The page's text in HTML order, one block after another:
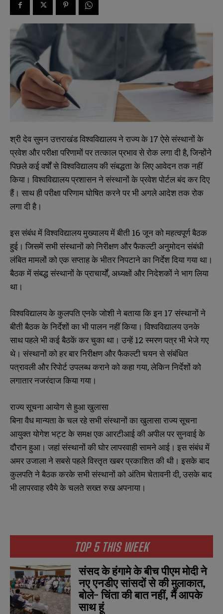
TOP 5 THIS WEEK
संसद के हंगामे के बीच पीएम मोदी ने
नए एनडीए सांसदों से की मुलाकात,
बोले- चिंता की बात नहीं, मैं आपके
साथ हूं
श्री देव सुमन उत्तराखंड विश्वविद्यालय ने राज्य के 17 ऐसे संस्थानों के
प्रवेश और परीक्षा परिणामों पर तत्काल प्रभाव से रोक लगा दी है, जिन्होंने
पिछले कई वर्षों से विश्वविद्यालय की संबद्धता के लिए आवेदन तक नहीं
किया। विश्वविद्यालय प्रशासन ने संस्थानों के प्रवेश पोर्टल बंद कर दिए
हैं। साथ ही परीक्षा परिणाम घोषित करने पर भी अगले आदेश तक रोक
लगा दी है।
इस संबंध में विश्वविद्यालय मुख्यालय में बीती 16 जून को महत्वपूर्ण बैठक
हुई। जिसमें सभी संस्थानों को निरीक्षण और फैकल्टी अनुमोदन संबंधी
लंबित मामलों को एक सप्ताह के भीतर निपटाने का निर्देश दिया गया था।
बैठक में संबद्ध संस्थानों के प्राचार्यों, अध्यक्षों और निदेशकों ने भाग लिया
था।
विश्वविद्यालय के कुलपति एनके जोशी ने बताया कि इन 17 संस्थानों ने
बीती बैठक के निर्देशों का भी पालन नहीं किया। विश्वविद्यालय उनके
साथ पहले भी कई बैठकें कर चुका था। उन्हें 12 स्मरण पत्र भी भेजे गए
थे। संस्थानों को हर बार निरीक्षण और फैकल्टी चयन से संबंधित
पत्रावली और रिपोर्ट उपलब्ध कराने को कहा गया, लेकिन निर्देशों को
लगातार नजरंदाज किया गया।
राज्य सूचना आयोग से हुआ खुलासा
बिना वैध मान्यता के चल रहे सभी संस्थानों का खुलासा राज्य सूचना
आयुक्त योगेश भट्ट के समक्ष एक आरटीआई की अपील पर सुनवाई के
दौरान हुआ। जहां संस्थानों की घोर लापरवाही सामने आई। इस संबंध में
अमर उजाला ने सबसे पहले विस्तृत खबर प्रकाशित की थी। इसके बाद
कुलपति ने बैठक करके सभी संस्थानों को अंतिम चेतावनी दी, उसके बाद
भी लापरवाह रवैये के चलते सख्त रुख अपनाया।